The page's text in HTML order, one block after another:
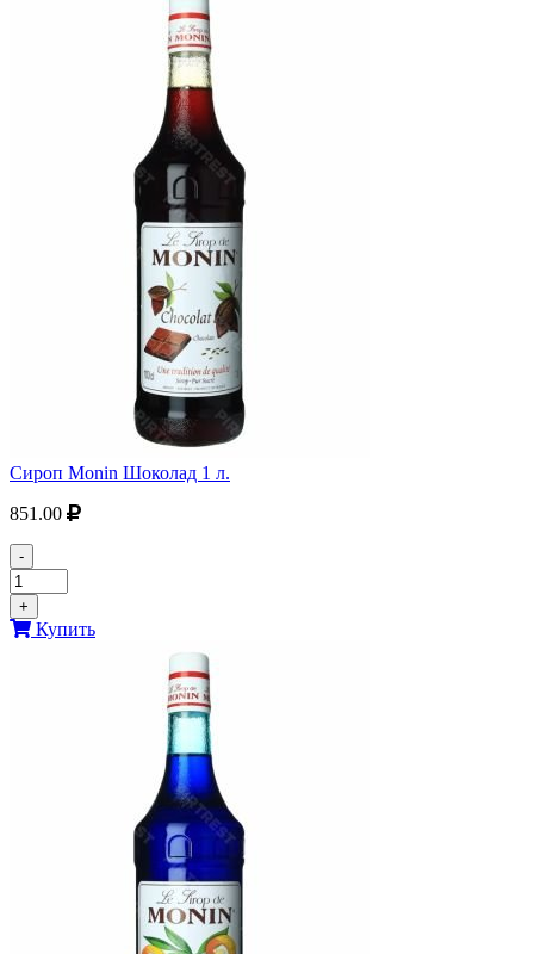
Сироп Monin Шоколад 1 л.
851.00
-
+
Купить